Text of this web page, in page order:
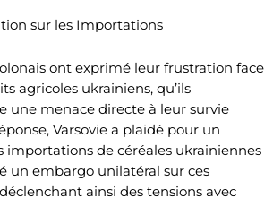
sur les Importations
ont exprimé leur frustration face
agricoles ukrainiens, qu’ils
une menace directe à leur survie
Varsovie a plaidé pour un
importations de céréales ukrainiennes
un embargo unilatéral sur ces
ainsi des tensions avec